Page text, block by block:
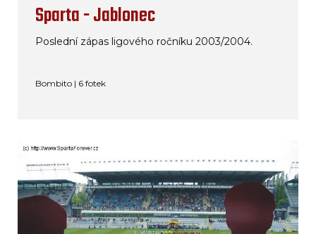
Sparta - Jablonec
Poslední zápas ligového ročníku 2003/2004.
Bombito | 6 fotek